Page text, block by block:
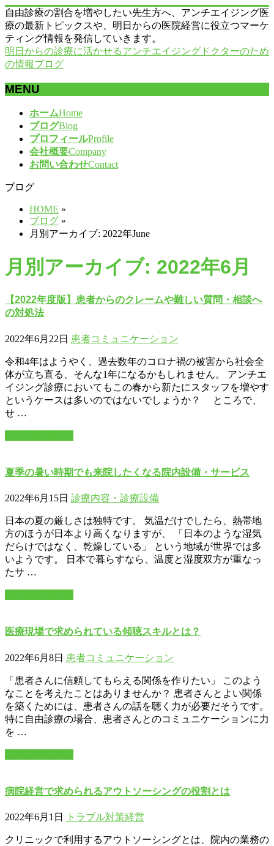
自由診療の割合を増やしたい先生方へ、アンチエイジング医
療の最新トピックスや、明日からの医院経営に役立つマーケ
ティング情報を発信していきます。
明日からの診療に活かせるアンチエイジングドクターのため
の情報ブログ
MENU
ば
ホームHome
ブログBlog
プロフィールProfile
会社概要Company
お問い合わせContact
ブログ
HOME »
ブログ »
月別アーカイブ: 2022年June
月別アーカイブ: 2022年6月
【2022年度版】患者からのクレームや難しい質問・相談へ
の対処法
2022年6月22日 患者コミュニケーション
令和4年はようやく、過去数年のコロナ禍の被害から社会全
体が立ち直る、そんな1年になるかもしれません。 アンチエ
イジング診療においてもこの春から新たにスタッフを増やす
というケースは多いのではないでしょうか？ ところで、
せ …
夏季の暑い時期でも来院したくなる院内設備・サービス
2022年6月15日 診療内容・診療設備
日本の夏の厳しさは独特です。 気温だけでしたら、熱帯地
方のほうが日本より高くなりますが、 「日本のような湿気
だらけではなく、乾燥している」 という地域が世界では多
いようです。 日本で暮らすなら、温度と湿度双方が重なっ
たサ …
医療現場で求められている傾聴スキルとは？
2022年6月8日 患者コミュニケーション
「患者さんに信頼してもらえる関係を作りたい」 このよう
なことを考えたことはありませんか？ 患者さんとよい関係
を築くためには、患者さんの話を聴く力が必要だそうです。
特に自由診療の場合、患者さんとのコミュニケーションに力
を …
病院経営で求められるアウトソーシングの役割とは
2022年6月1日 トラブル対策経営
クリニックで利用するアウトソーシングとは、院内の業務の